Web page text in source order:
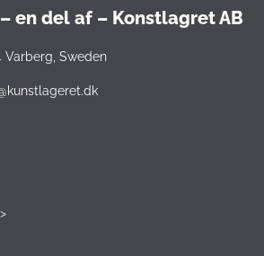
en del af – Konstlagret AB
Varberg, Sweden